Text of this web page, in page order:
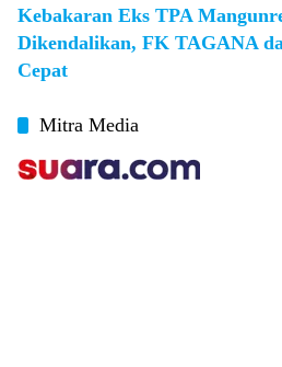
Kebakaran Eks TPA
Dikendalikan, FK TAGANA
Cepat
Mitra Media